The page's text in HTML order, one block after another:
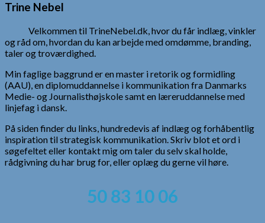
Trine Nebel
Velkommen til TrineNebel.dk, hvor du får indlæg, vinkler
og råd om, hvordan du kan arbejde med omdømme, branding,
taler og troværdighed.
Min faglige baggrund er en master i retorik og formidling
(AAU), en diplomuddannelse i kommunikation fra Danmarks
Medie- og Journalisthøjskole samt en læreruddannelse med
linjefag i dansk.
På siden finder du links, hundredevis af indlæg og forhåbentlig
inspiration til strategisk kommunikation. Skriv blot et ord i
søgefeltet eller kontakt mig om taler du selv skal holde,
rådgivning du har brug for, eller oplæg du gerne vil høre.
50 83 10 06